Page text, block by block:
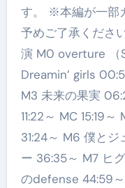
す。 ※本編が一部
予めご了承くださ
演 M0 overture （
Dreamin’ girls
M3 未来の果実
11:22～ MC 15:19
31:24～ M6 僕と
ー 36:35～ M7 ヒ
のdefense 44:59